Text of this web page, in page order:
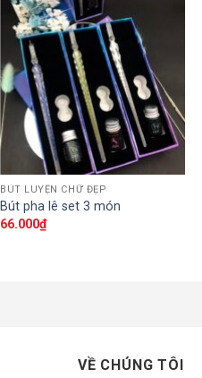
BÚT LUYỆN CHỮ ĐẸP
Bút pha lê set 3 món
66.000₫
VỀ CHÚNG TÔI